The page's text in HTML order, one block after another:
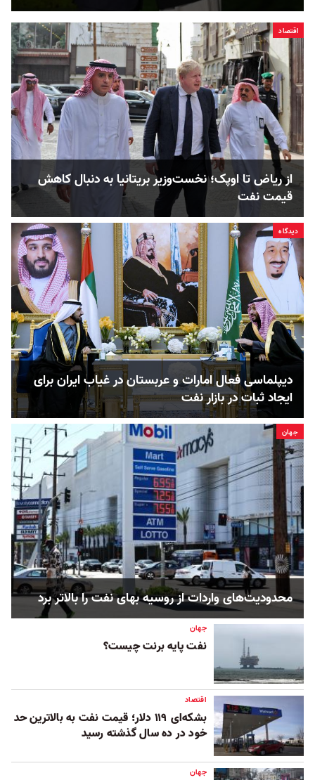
اقتصاد
از ریاض تا اوپک؛ نخست‌وزیر بریتانیا به دنبال کاهش
قیمت نفت
دیدگاه
دیپلماسی فعال امارات و عربستان در غیاب ایران برای
ایجاد ثبات در بازار نفت
جهان
محدودیت‌های واردات از روسیه بهای نفت را بالاتر برد
جهان
نفت پایه برنت چیست؟
اقتصاد
بشکه‌ای ۱۱۹ دلار؛ قیمت نفت به بالاترین حد
خود در ده سال گذشته رسید
جهان